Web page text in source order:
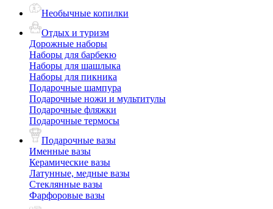
Необычные копилки
Отдых и туризм
Дорожные наборы
Наборы для барбекю
Наборы для шашлыка
Наборы для пикника
Подарочные шампура
Подарочные ножи и мультитулы
Подарочные фляжки
Подарочные термосы
Подарочные вазы
Именные вазы
Керамические вазы
Латунные, медные вазы
Стеклянные вазы
Фарфоровые вазы